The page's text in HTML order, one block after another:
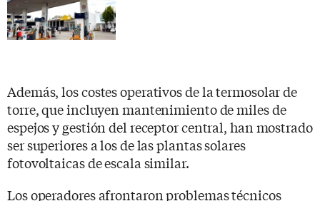
Además, los costes operativos de la termosolar de
torre, que incluyen mantenimiento de miles de
espejos y gestión del receptor central, han mostrado
ser superiores a los de las plantas solares
fotovoltaicas de escala similar.
Los operadores afrontaron problemas técnicos